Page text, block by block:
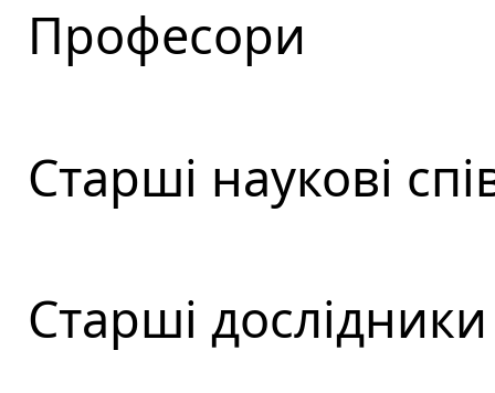
Професори
Старші наукові
Старші дослідники